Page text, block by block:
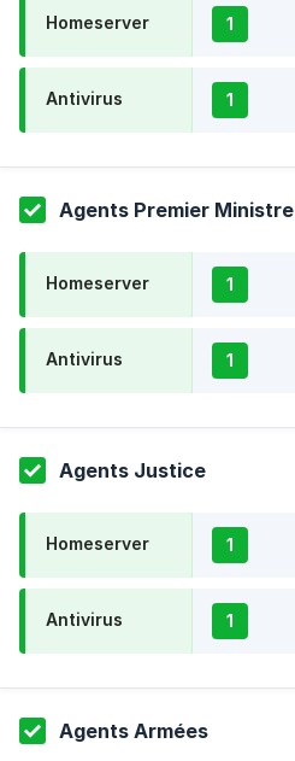
Homeserver 1
Antivirus 1
Agents Premier Ministre
Homeserver 1
Antivirus 1
Agents Justice
Homeserver 1
Antivirus 1
Agents Armées